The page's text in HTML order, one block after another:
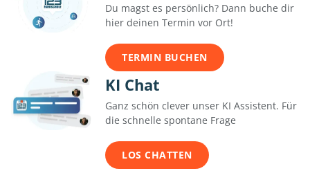
Du magst es persönlich? Dann buche dir
hier deinen Termin vor Ort!
TERMIN BUCHEN
KI Chat
Ganz schön clever unser KI Assistent. Für
die schnelle spontane Frage
LOS CHATTEN